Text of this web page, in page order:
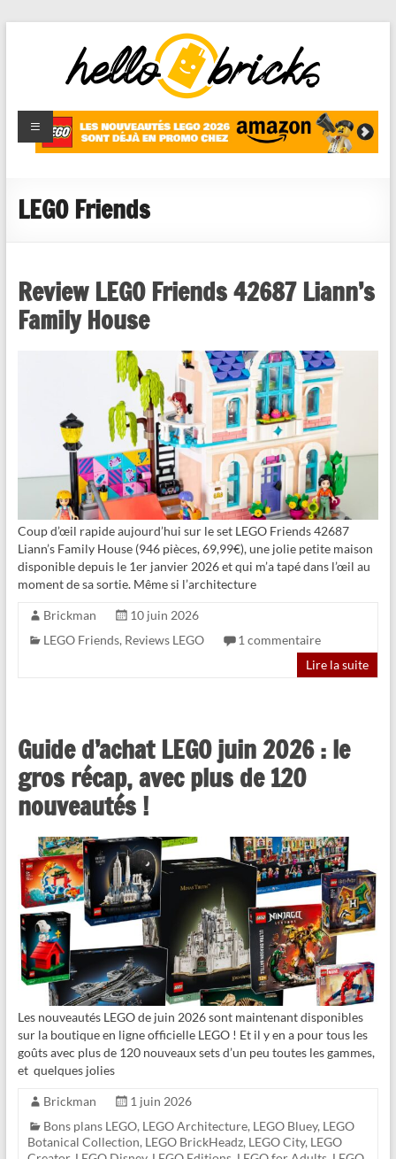
HelloBricks
Blog LEGO,
nouveaut�s
reviews
LEGO Friends
Review LEGO Friends 42687 Liann’s
Family House
Coup d’œil rapide aujourd’hui sur le set LEGO Friends 42687
Liann’s Family House (946 pièces, 69,99€), une jolie petite maison
disponible depuis le 1er janvier 2026 et qui m’a tapé dans l’œil au
moment de sa sortie. Même si l’architecture
Brickman
10 juin 2026
LEGO Friends, Reviews LEGO
1 commentaire
Lire la suite
Guide d’achat LEGO juin 2026 : le
gros récap, avec plus de 120
nouveautés !
Les nouveautés LEGO de juin 2026 sont maintenant disponibles
sur la boutique en ligne officielle LEGO ! Et il y en a pour tous les
goûts avec plus de 120 nouveaux sets d’un peu toutes les gammes,
et quelques jolies
Brickman
1 juin 2026
Bons plans LEGO, LEGO Architecture, LEGO Bluey, LEGO
Botanical Collection, LEGO BrickHeadz, LEGO City, LEGO